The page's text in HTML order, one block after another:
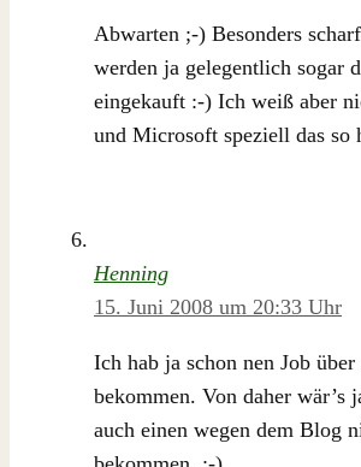
Abwarten ;-) Besonders
werden ja gelegentlich sogar
eingekauft :-) Ich weiß aber
und Microsoft speziell das so
Henning
15. Juni 2008 um 20:33 Uhr
Ich hab ja schon nen Job
bekommen. Von daher wär’s
auch einen wegen dem Blog